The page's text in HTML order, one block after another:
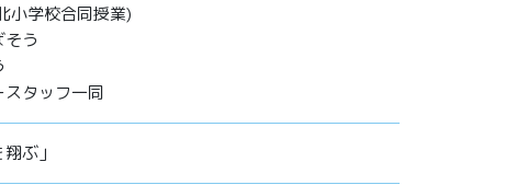
小学校合同授業)
う
タッフ一同
ぶ」